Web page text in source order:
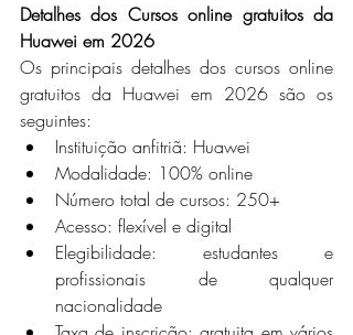
Detalhes dos Cursos online gratuitos da
Huawei em 2026
Os principais detalhes dos cursos online
gratuitos da Huawei em 2026 são os
seguintes:
Instituição anfitriã: Huawei
Modalidade: 100% online
Número total de cursos: 250+
Acesso: flexível e digital
Elegibilidade: estudantes e
profissionais de qualquer
nacionalidade